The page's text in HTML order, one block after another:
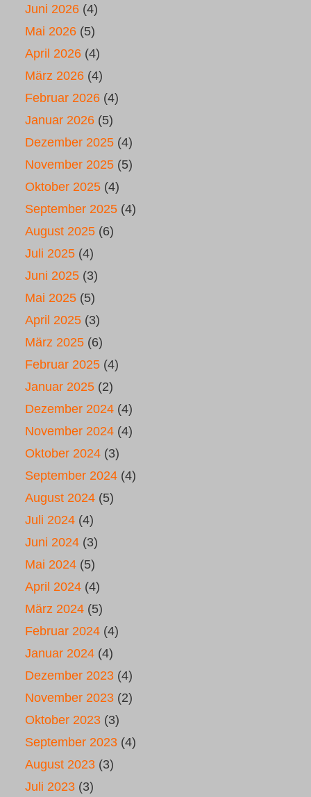
Juni 2026 (4)
Mai 2026 (5)
April 2026 (4)
März 2026 (4)
Februar 2026 (4)
Januar 2026 (5)
Dezember 2025 (4)
November 2025 (5)
Oktober 2025 (4)
September 2025 (4)
August 2025 (6)
Juli 2025 (4)
Juni 2025 (3)
Mai 2025 (5)
April 2025 (3)
März 2025 (6)
Februar 2025 (4)
Januar 2025 (2)
Dezember 2024 (4)
November 2024 (4)
Oktober 2024 (3)
September 2024 (4)
August 2024 (5)
Juli 2024 (4)
Juni 2024 (3)
Mai 2024 (5)
April 2024 (4)
März 2024 (5)
Februar 2024 (4)
Januar 2024 (4)
Dezember 2023 (4)
November 2023 (2)
Oktober 2023 (3)
September 2023 (4)
August 2023 (3)
Juli 2023 (3)